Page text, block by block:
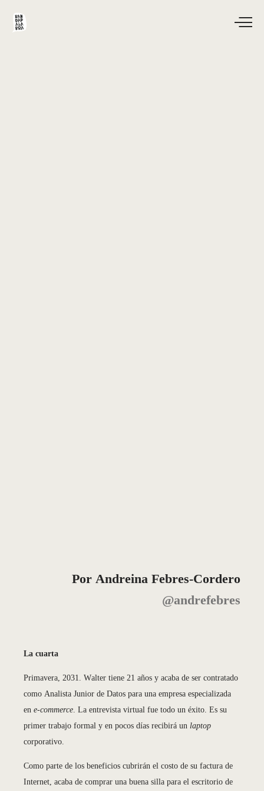
Por Andreina Febres-Cordero
@andrefebres
La cuarta
Primavera, 2031. Walter tiene 21 años y acaba de ser contratado
como Analista Junior de Datos para una empresa especializada
en e-commerce . La entrevista virtual fue todo un éxito. Es su
primer trabajo formal y en pocos días recibirá un laptop
corporativo.
Como parte de los beneficios cubrirán el costo de su factura de
Internet, acaba de comprar una buena silla para el escritorio de